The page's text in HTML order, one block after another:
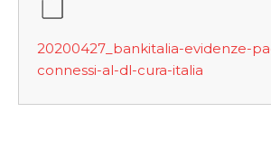
20200427_bankitalia-evidenze-
connessi-al-dl-cura-italia